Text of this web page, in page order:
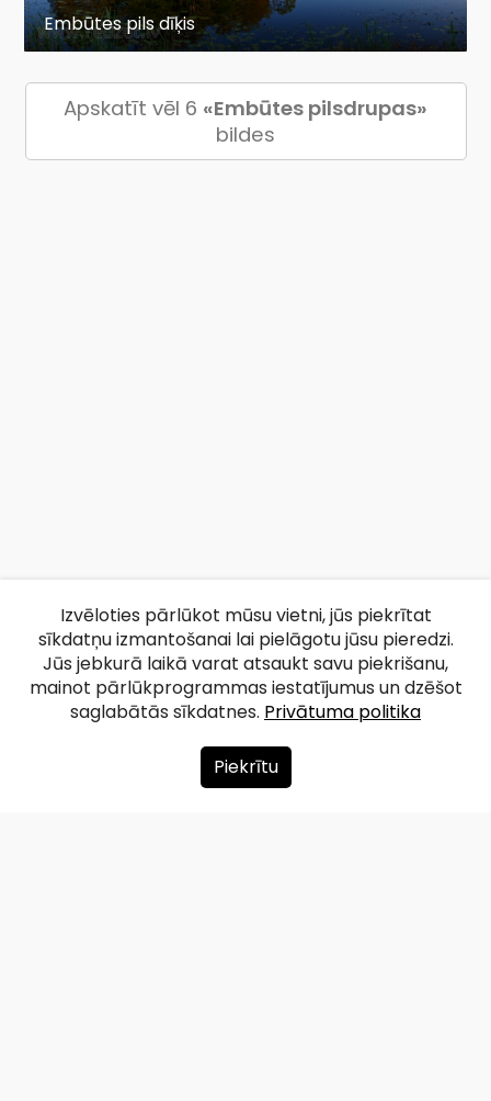
Embūtes pils dīķis
Apskatīt vēl 6 «Embūtes pilsdrupas»
bildes
Par mums
Izvēloties pārlūkot mūsu vietni, jūs piekrītat
sīkdatņu izmantošanai lai pielāgotu jūsu pieredzi.
Jūs jebkurā laikā varat atsaukt savu piekrišanu,
mainot pārlūkprogrammas iestatījumus un dzēšot
saglabātās sīkdatnes. Privātuma politika
Piekrītu